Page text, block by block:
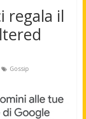
regala il
Gossip